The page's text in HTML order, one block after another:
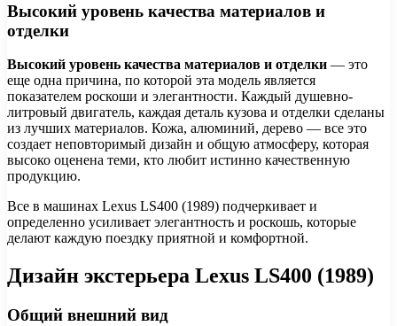
Высокий уровень качества материалов и
отделки
Высокий уровень качества материалов и отделки — это
еще одна причина, по которой эта модель является
показателем роскоши и элегантности. Каждый душевно-
литровый двигатель, каждая деталь кузова и отделки сделаны
из лучших материалов. Кожа, алюминий, дерево — все это
создает неповторимый дизайн и общую атмосферу, которая
высоко оценена теми, кто любит истинно качественную
продукцию.
Все в машинах Lexus LS400 (1989) подчеркивает и
определенно усиливает элегантность и роскошь, которые
делают каждую поездку приятной и комфортной.
Дизайн экстерьера Lexus LS400 (1989)
Общий внешний вид